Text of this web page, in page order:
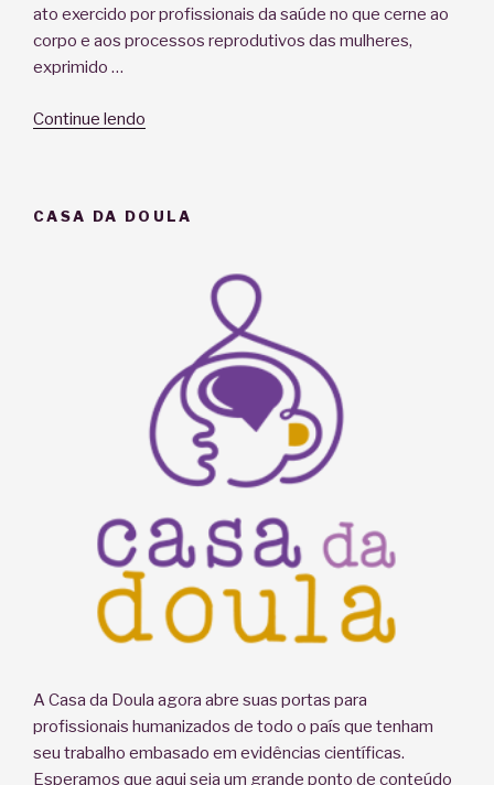
ato exercido por profissionais da saúde no que cerne ao
corpo e aos processos reprodutivos das mulheres,
exprimido …
Continue lendo
que
dela”
CASA DA DOULA
A Casa da Doula agora abre suas portas para
profissionais humanizados de todo o país que tenham
seu trabalho embasado em evidências científicas.
Esperamos que aqui seja um grande ponto de conteúdo